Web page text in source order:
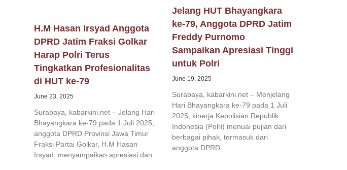
H.M Hasan Irsyad Anggota
DPRD Jatim Fraksi Golkar
Harap Polri Terus
Tingkatkan Profesionalitas
di HUT ke-79
June 23, 2025
Surabaya, kabarkini.net – Jelang Hari
Bhayangkara ke-79 pada 1 Juli 2025,
anggota DPRD Provinsi Jawa Timur
Fraksi Partai Golkar, H.M Hasan
Irsyad, menyampaikan apresiasi dan
Jelang HUT Bhayangkara
ke-79, Anggota DPRD Jatim
Freddy Purnomo
Sampaikan Apresiasi Tinggi
untuk Polri
June 19, 2025
Surabaya, kabarkini.net – Menjelang
Hari Bhayangkara ke-79 pada 1 Juli
2025, kinerja Kepolisian Republik
Indonesia (Polri) menuai pujian dari
berbagai pihak, termasuk dari
anggota DPRD